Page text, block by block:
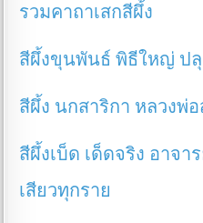
รวมคาถาเสกสีผึ้ง
สีผึ้งขุนพันธ์ พิธีใหญ่ ปลุ
สีผึ้ง นกสาริกา หลวงพ่
สีผึ้งเบ็ด เด็ดจริง อาจา
เสียวทุกราย